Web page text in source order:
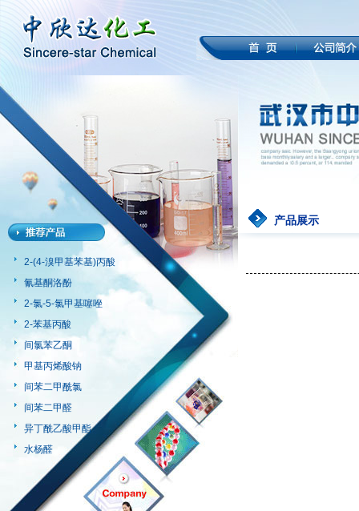
2-(4-溴甲基苯基)丙酸
氰基酮洛酚
2-氯-5-氯甲基噻唑
2-苯基丙酸
间氯苯乙酮
甲基丙烯酸钠
间苯二甲酰氯
间苯二甲醛
异丁酰乙酸甲酯
水杨醛
产品展示